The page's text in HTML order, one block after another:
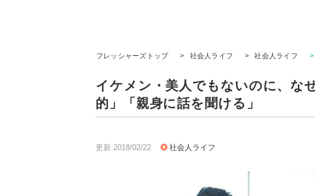
フレッシャーズトップ > 社会人ライフ > 社会人ライフ >
イケメン・美人でもないのに、な
的」「親身に話を聞ける」
更新:2018/02/22 社会人ライフ